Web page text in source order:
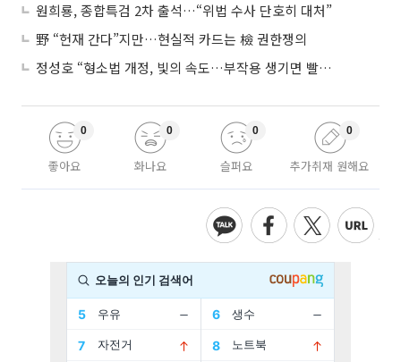
원희룡, 종합특검 2차 출석…“위법 수사 단호히 대처”
野 “헌재 간다”지만…현실적 카드는 檢 권한쟁의
정성호 “형소법 개정, 빛의 속도…부작용 생기면 빨리 고쳐야”
좋아요
0
화나요
0
슬퍼요
0
추가취재 원해요
0